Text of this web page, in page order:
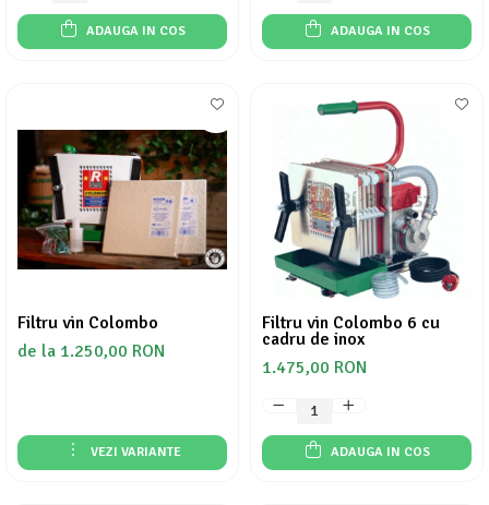
ADAUGA IN COS ADAUGA IN COS
Filtru vin Colombo
de la 1.250,00 RON
VEZI VARIANTE
Filtru vin Colombo 6 cu
cadru de inox
1.475,00 RON
ADAUGA IN COS